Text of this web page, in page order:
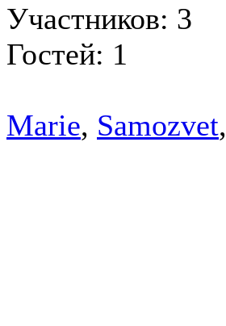
Участников: 3
Гостей: 1
Marie, Samozvet,